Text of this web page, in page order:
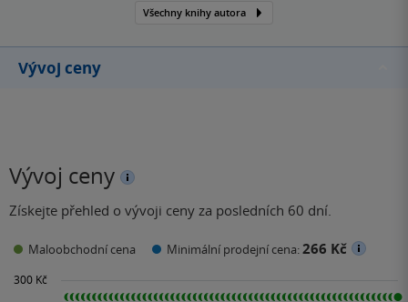
Všechny knihy autora
Vývoj ceny
Vývoj ceny
Získejte přehled o vývoji ceny za posledních 60 dní.
Maloobchodní cena Minimální prodejní cena:266 Kč